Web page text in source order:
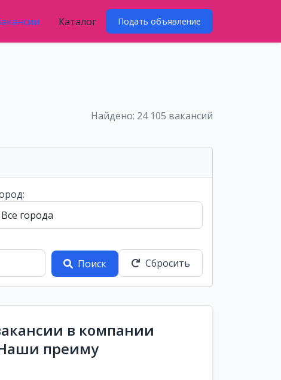
Каталог Подать объявление
Найдено: 24 105 вакансий
Поиск
Сбросить
в компании
преиму